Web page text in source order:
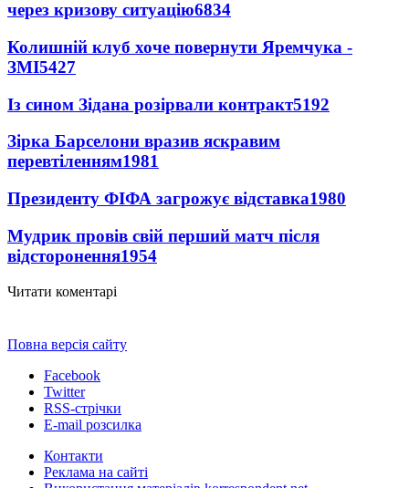
через кризову ситуацію6834
Колишній клуб хоче повернути Яремчука -
ЗМІ5427
Із сином Зідана розірвали контракт5192
Зірка Барселони вразив яскравим
перевтіленням1981
Президенту ФІФА загрожує відставка1980
Мудрик провів свій перший матч після
відсторонення1954
Читати коментарі
Повна версія сайту
Facebook
Twitter
RSS-стрічки
E-mail розсилка
Контакти
Реклама на сайті